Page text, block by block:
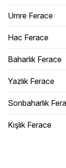
Umre Ferace
Hac Ferace
Baharlık Ferace
Yazlık Ferace
Sonbaharlık
Kışlık Ferace